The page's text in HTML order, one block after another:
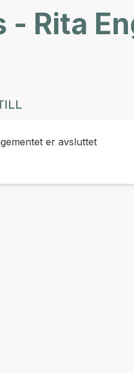
Rita
er avsluttet